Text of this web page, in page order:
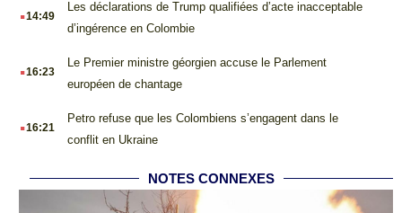
.14:49
Les déclarations de Trump qualifiées d’acte inacceptable
d’ingérence en Colombie
.16:23
Le Premier ministre géorgien accuse le Parlement
européen de chantage
.16:21
Petro refuse que les Colombiens s’engagent dans le
conflit en Ukraine
NOTES CONNEXES